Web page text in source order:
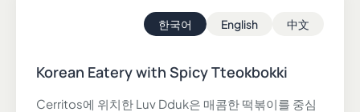
한국어 English 中文
Korean Eatery with Spicy Tteokbokki
Cerritos에 위치한 Luv Dduk은 매콤한 떡볶이를 중심